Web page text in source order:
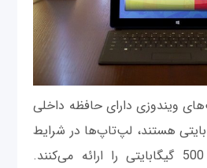
ویندوزی دارای حافظه داخلی
128 گیگابایتی هستند، لپ‌تاپ‌ها در شرایط
نرمال حافظه داخلی 500 گیگابایتی را ارائه می‌کنند.